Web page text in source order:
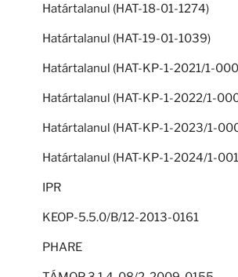
Határtalanul (HAT-18-01-1274)
Határtalanul (HAT-19-01-1039)
Határtalanul (HAT-KP-1-2021/1-
Határtalanul (HAT-KP-1-2022/1-
Határtalanul (HAT-KP-1-2023/1-
Határtalanul (HAT-KP-1-2024/1-
IPR
KEOP-5.5.0/B/12-2013-0161
PHARE